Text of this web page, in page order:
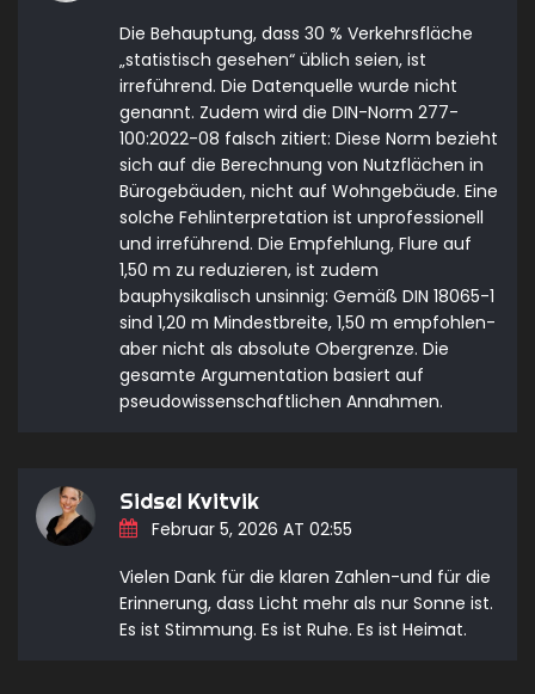
Die Behauptung, dass 30 % Verkehrsfläche
„statistisch gesehen“ üblich seien, ist
irreführend. Die Datenquelle wurde nicht
genannt. Zudem wird die DIN-Norm 277-
100:2022-08 falsch zitiert: Diese Norm bezieht
sich auf die Berechnung von Nutzflächen in
Bürogebäuden, nicht auf Wohngebäude. Eine
solche Fehlinterpretation ist unprofessionell
und irreführend. Die Empfehlung, Flure auf
1,50 m zu reduzieren, ist zudem
bauphysikalisch unsinnig: Gemäß DIN 18065-1
sind 1,20 m Mindestbreite, 1,50 m empfohlen-
aber nicht als absolute Obergrenze. Die
gesamte Argumentation basiert auf
pseudowissenschaftlichen Annahmen.
Sidsel Kvitvik
Februar 5, 2026 AT 02:55
Vielen Dank für die klaren Zahlen-und für die
Erinnerung, dass Licht mehr als nur Sonne ist.
Es ist Stimmung. Es ist Ruhe. Es ist Heimat.